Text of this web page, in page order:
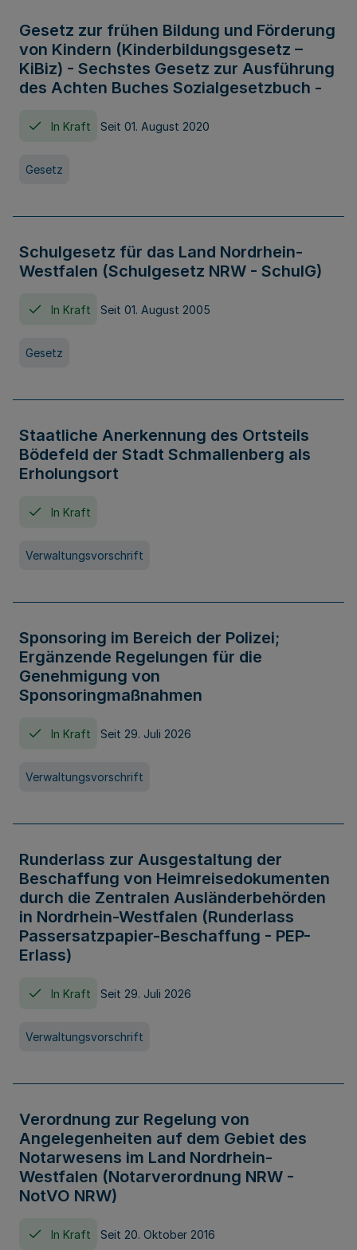
Gesetz zur frühen Bildung und Förderung
von Kindern (Kinderbildungsgesetz –
KiBiz) - Sechstes Gesetz zur Ausführung
des Achten Buches Sozialgesetzbuch -
In Kraft Seit 01. August 2020
Gesetz
Schulgesetz für das Land Nordrhein-
Westfalen (Schulgesetz NRW - SchulG)
In Kraft Seit 01. August 2005
Gesetz
Staatliche Anerkennung des Ortsteils
Bödefeld der Stadt Schmallenberg als
Erholungsort
In Kraft
Verwaltungsvorschrift
Sponsoring im Bereich der Polizei;
Ergänzende Regelungen für die
Genehmigung von
Sponsoringmaßnahmen
In Kraft Seit 29. Juli 2026
Verwaltungsvorschrift
Runderlass zur Ausgestaltung der
Beschaffung von Heimreisedokumenten
durch die Zentralen Ausländerbehörden
in Nordrhein-Westfalen (Runderlass
Passersatzpapier-Beschaffung - PEP-
Erlass)
In Kraft Seit 29. Juli 2026
Verwaltungsvorschrift
Verordnung zur Regelung von
Angelegenheiten auf dem Gebiet des
Notarwesens im Land Nordrhein-
Westfalen (Notarverordnung NRW -
NotVO NRW)
In Kraft Seit 20. Oktober 2016